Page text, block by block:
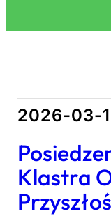
2026-03-
Klastra